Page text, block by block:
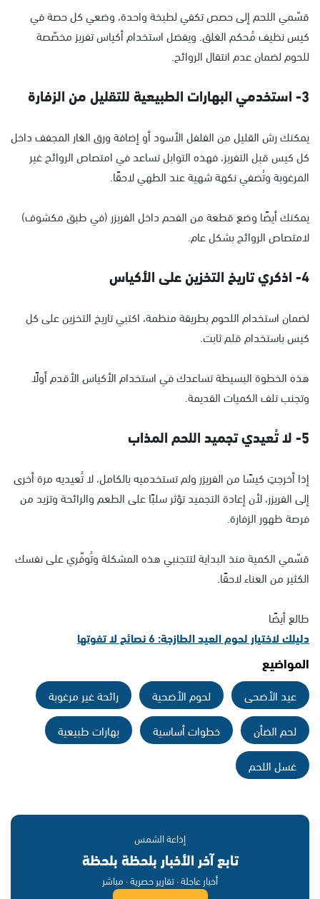
قسّمي اللحم إلى حصص تكفي لطبخة واحدة، وضعي كل حصة في
كيس نظيف مُحكم الغلق. ويفضل استخدام أكياس تفريز مخصّصة
للحوم لضمان عدم انتقال الروائح.
3- استخدمي البهارات الطبيعية للتقليل من الزفارة
يمكنك رش القليل من الفلفل الأسود أو إضافة ورق الغار المجفف داخل
كل كيس قبل التفريز، فهذه التوابل تساعد في امتصاص الروائح غير
المرغوبة وتُضفي نكهة شهية عند الطهي لاحقًا.
يمكنك أيضًا وضع قطعة من الفحم داخل الفريزر (في طبق مكشوف)
لامتصاص الروائح بشكل عام.
4- اذكري تاريخ التخزين على الأكياس
لضمان استخدام اللحوم بطريقة منظمة، اكتبي تاريخ التخزين على كل
كيس باستخدام قلم ثابت.
هذه الخطوة البسيطة تساعدك في استخدام الأكياس الأقدم أولًا
وتجنب تلف الكميات القديمة.
5- لا تُعيدي تجميد اللحم المذاب
إذا أخرجتِ كيسًا من الفريزر ولم تستخدميه بالكامل، لا تُعيديه مرة أخرى
إلى الفريزر، لأن إعادة التجميد تؤثر سلبًا على الطعم والرائحة وتزيد من
فرصة ظهور الزفارة.
قسّمي الكمية منذ البداية لتتجنبي هذه المشكلة وتُوفّري على نفسك
الكثير من العناء لاحقًا.
طالع أيضًا
دليلك لاختيار لحوم العيد الطازجة: 6 نصائح لا تفوتها
المواضيع
عيد الأضحى لحوم الأضحية
رائحة غير مرغوبة
لحم الضأن
خطوات أساسية
بهارات طبيعية
غسل اللحم
إذاعة الشمس
تابع آخر الأخبار بلحظة بلحظة
أخبار عاجلة · تقارير حصرية · مباشر